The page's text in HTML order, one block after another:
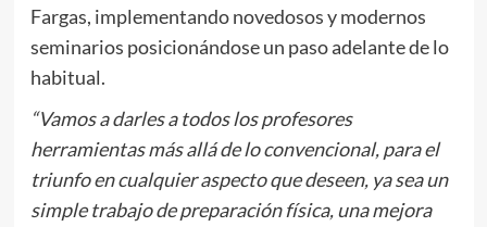
Fargas, implementando novedosos y modernos
seminarios posicionándose un paso adelante de lo
habitual.
“Vamos a darles a todos los profesores
herramientas más allá de lo convencional, para el
triunfo en cualquier aspecto que deseen, ya sea un
simple trabajo de preparación física, una mejora